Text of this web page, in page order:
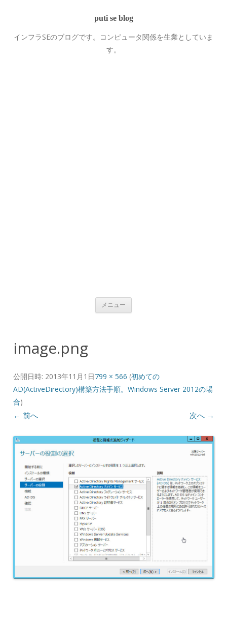
puti se blog
インフラSEのブログです。コンピュータ関係を生業としていま
す。
メニュー コンテンツへ移動
image.png
公開日時: 2013年11月1日799 × 566 (初めての
AD(ActiveDirectory)構築方法手順。Windows Server 2012の場
合)
← 前へ 次へ →